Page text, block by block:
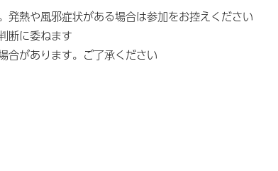
発熱や風邪症状がある場合は参加をお控えください
断に委ねます
合があります。ご了承ください